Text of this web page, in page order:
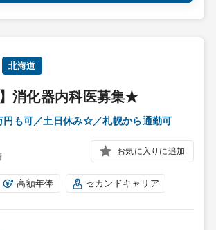
北海道
】消化器内科医募集★
円も可／土日休み☆／札幌から通勤可
お気に入りに追加
高額年俸 セカンドキャリア